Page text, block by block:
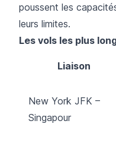
poussent les
leurs limites.
Les vols les plus
Liaison
New York JFK –
Singapour